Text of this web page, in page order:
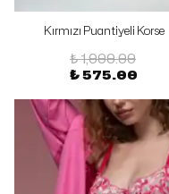
Kırmızı Puantiyeli Korse
₺ 1,000.00
₺ 575.00